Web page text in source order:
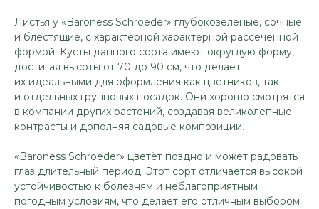
Листья у «Baroness Schroeder» глубокозелёные, сочные
и блестящие, с характерной характерной рассечённой
формой. Кусты данного сорта имеют округлую форму,
достигая высоты от 70 до 90 см, что делает
их идеальными для оформления как цветников, так
и отдельных групповых посадок. Они хорошо смотрятся
в компании других растений, создавая великолепные
контрасты и дополняя садовые композиции.
«Baroness Schroeder» цветёт поздно и может радовать
глаз длительный период. Этот сорт отличается высокой
устойчивостью к болезням и неблагоприятным
погодным условиям, что делает его отличным выбором